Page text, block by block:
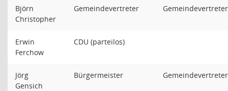
Björn
Christopher
Gemeindevertreter Gemeindevertreter
Erwin
Ferchow
CDU (parteilos)
Jörg
Gensich
Bürgermeister Gemeindevertreter